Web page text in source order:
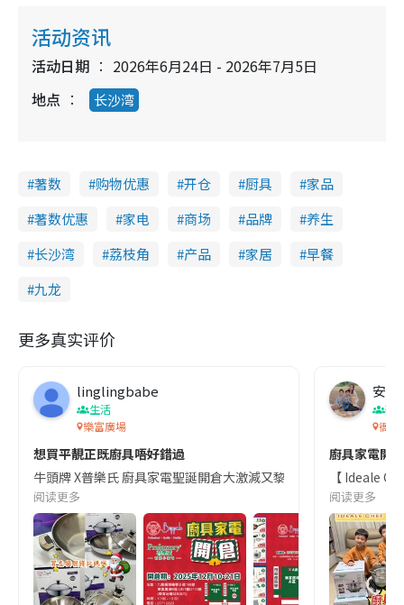
活动资讯
活动日期
2026年6月24日 - 2026年7月5日
地点
长沙湾
著数 购物优惠 开仓 厨具
家品
著数优惠
家电 商场 品牌
养生
长沙湾
荔枝角 产品 家居
早餐
九龙
更多真实评价
linglingbabe
生活
樂富廣場
想買平靚正既廚具唔好錯過
牛頭牌 X普樂氏 廚具家電聖誕開倉大激減又黎啦 今次係樂富廣場
阅读更多
安妮
著
衙前
廚具家電開倉
【 Ideale
阅读更多